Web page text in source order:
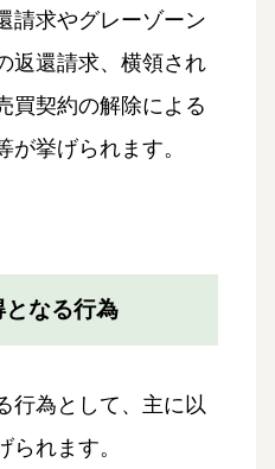
請求やグレーゾーン
返還請求、横領され
買契約の解除による
が挙げられます。
なる行為
行為として、主に以
られます。